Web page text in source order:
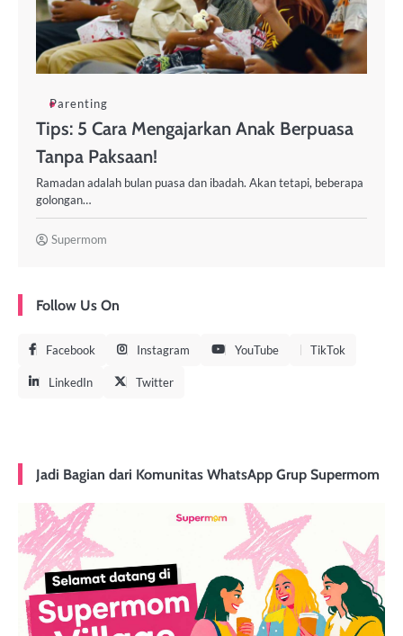
Parenting
Tips: 5 Cara Mengajarkan Anak Berpuasa
Tanpa Paksaan!
Ramadan adalah bulan puasa dan ibadah. Akan tetapi, beberapa
golongan…
Supermom
Follow Us On
Facebook Instagram YouTube TikTok
LinkedIn Twitter
Jadi Bagian dari Komunitas WhatsApp Grup Supermom